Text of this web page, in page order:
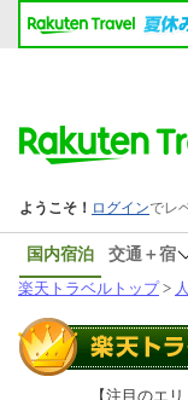
国内宿泊 交通＋宿
楽天トラベルトップ>
【注目のエリ